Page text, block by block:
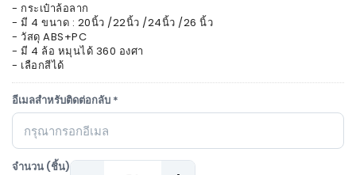
- กระเป๋าล้อลาก
- มี 4 ขนาด : 20นิ้ว /22นิ้ว /24นิ้ว /26 นิ้ว
- วัสดุ ABS+PC
- มี 4 ล้อ หมุนได้ 360 องศา
- เลือกสีได้
อีเมลสำหรับติดต่อกลับ *
จำนวน (ชิ้น)